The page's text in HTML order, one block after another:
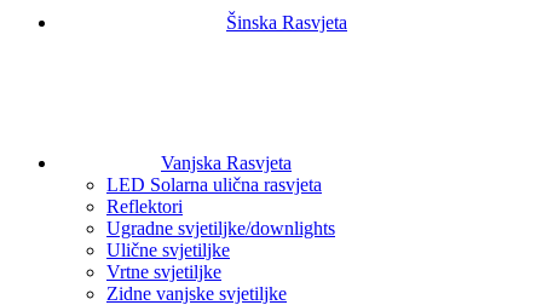
Šinska Rasvjeta
Vanjska Rasvjeta
LED Solarna ulična rasvjeta
Reflektori
Ugradne svjetiljke/downlights
Ulične svjetiljke
Vrtne svjetiljke
Zidne vanjske svjetiljke